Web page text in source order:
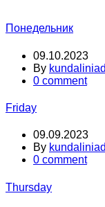
Понедельник
09.10.2023
By
0 comment
Friday
09.09.2023
By
0 comment
Thursday